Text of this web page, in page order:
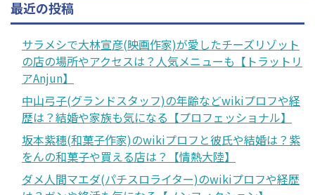
最近の投稿
サラメシで大林宣彦(映画作家)が愛したチーズリゾット
の店の場所やアクセスは？人気メニューも【トラットリ
アAnjun】
中山弓子(グランドスタッフ)の年齢などwikiプロフや経
歴は？結婚や家族も気になる【プロフェッショナル】
坂本紫穗(和菓子作家)のwikiプロフと彼氏や結婚は？紫
をんの和菓子や買える店は？【情熱大陸】
ダメ人間マエダ(パチスロライター)のwikiプロフや経歴